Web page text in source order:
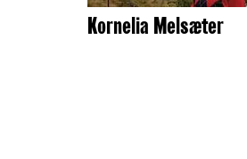
Kornelia Melsæter